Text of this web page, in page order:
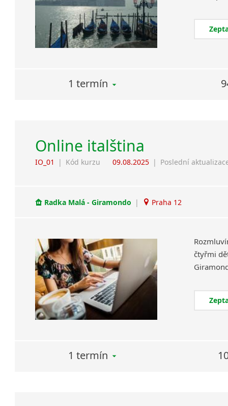
1 termín
Online italština
IO_01 | Kód kurzu 09.08.2025 | Poslední
Radka Malá - Giramondo | Praha 12
čtyřmi
1 termín